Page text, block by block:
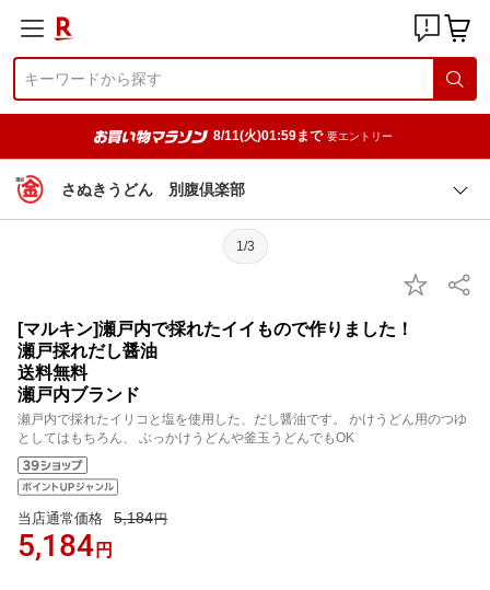
8/11(火)01:59まで 要エントリー
さぬきうどん 別腹倶楽部
1/3
[マルキン]瀬戸内で採れたイイもので作りました！
瀬戸採れだし醤油
送料無料
瀬戸内ブランド
瀬戸内で採れたイリコと塩を使用した、だし醤油です。 かけうどん用のつゆ
としてはもちろん、 ぶっかけうどんや釜玉うどんでもOK
当店通常価格 5,184円
5,184 円